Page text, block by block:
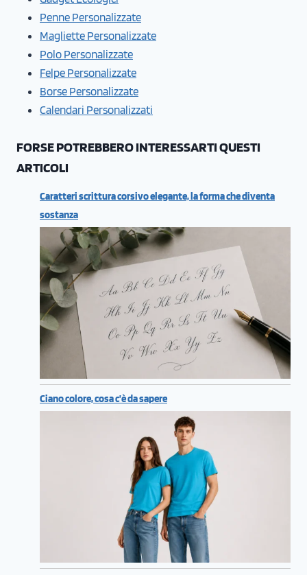
Penne Personalizzate
Magliette Personalizzate
Polo Personalizzate
Felpe Personalizzate
Borse Personalizzate
Calendari Personalizzati
FORSE POTREBBERO INTERESSARTI QUESTI
ARTICOLI
Caratteri scrittura corsivo elegante, la forma che diventa
sostanza
Ciano colore, cosa c’è da sapere